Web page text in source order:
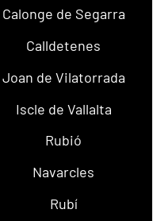
Calonge de Segarra
Calldetenes
Joan de Vilatorrada
Iscle de Vallalta
Rubió
Navarcles
Rubí